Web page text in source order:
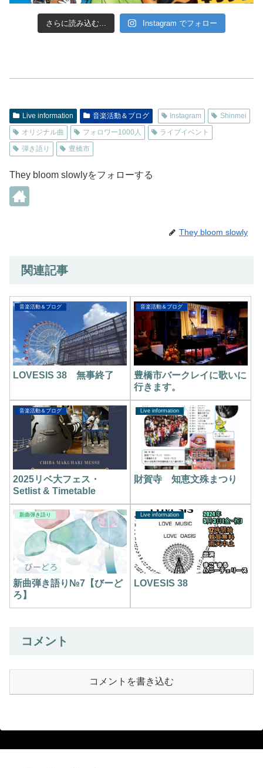
さらに読み込む... Instagram でフォロー
Live information 音楽活動＆ブログ Instagram
Shinmei
オリジナル曲
フォロワー1000人
ライブイベント
弾き語り
豊橋市
They bloom slowlyをフォローする
They bloom slowly
関連記事
音楽活動＆ブログ
LOVESIS 38 無事終了
音楽活動＆ブログ
豊橋市バークレイに歌いに
行きます。
音楽活動＆ブログ
2025リベ大フェス・
Setlist & Timetable
Live information
財賀寺 知恵文殊まつり
新曲弾き語り
新曲弾き語り№7【びーど
ろ】
Live information
LOVESIS 38
コメント
コメントを書き込む